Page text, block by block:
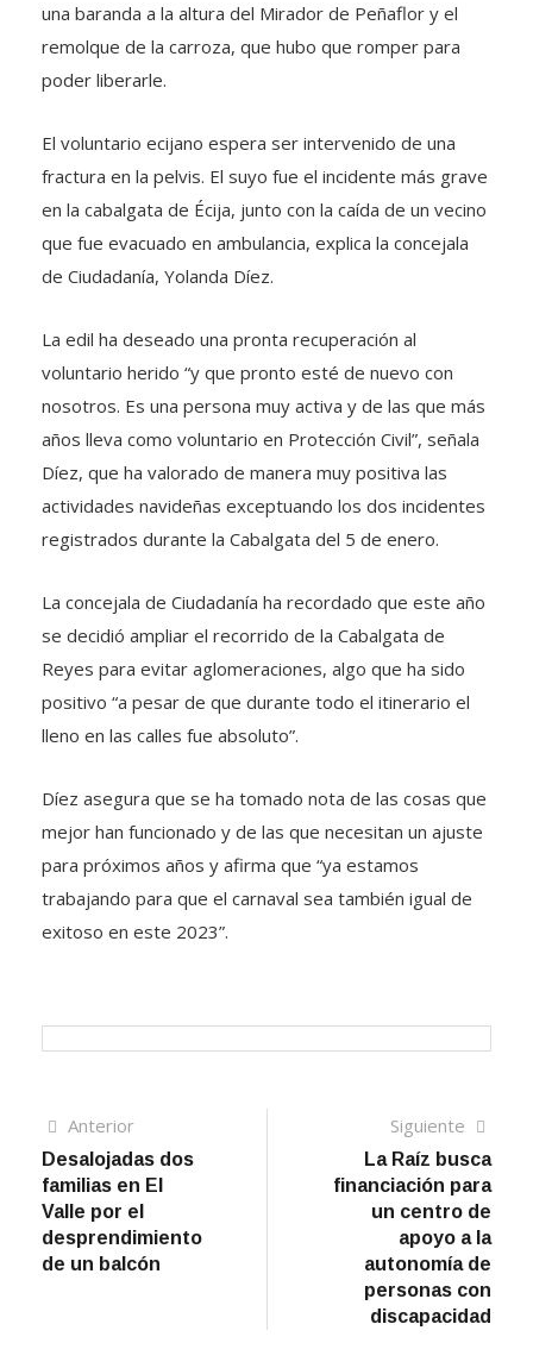
una baranda a la altura del Mirador de Peñaflor y el
remolque de la carroza, que hubo que romper para
poder liberarle.
El voluntario ecijano espera ser intervenido de una
fractura en la pelvis. El suyo fue el incidente más grave
en la cabalgata de Écija, junto con la caída de un vecino
que fue evacuado en ambulancia, explica la concejala
de Ciudadanía, Yolanda Díez.
La edil ha deseado una pronta recuperación al
voluntario herido “y que pronto esté de nuevo con
nosotros. Es una persona muy activa y de las que más
años lleva como voluntario en Protección Civil”, señala
Díez, que ha valorado de manera muy positiva las
actividades navideñas exceptuando los dos incidentes
registrados durante la Cabalgata del 5 de enero.
La concejala de Ciudadanía ha recordado que este año
se decidió ampliar el recorrido de la Cabalgata de
Reyes para evitar aglomeraciones, algo que ha sido
positivo “a pesar de que durante todo el itinerario el
lleno en las calles fue absoluto”.
Díez asegura que se ha tomado nota de las cosas que
mejor han funcionado y de las que necesitan un ajuste
para próximos años y afirma que “ya estamos
trabajando para que el carnaval sea también igual de
exitoso en este 2023”.
Navegación
de
entradas
AnteriorArtículo
anterior
Desalojadas dos
familias en El
Valle por el
desprendimiento
de un balcón
Siguiente
La Raíz busca
financiación para
un centro de
apoyo a la
autonomía de
personas con
discapacidad